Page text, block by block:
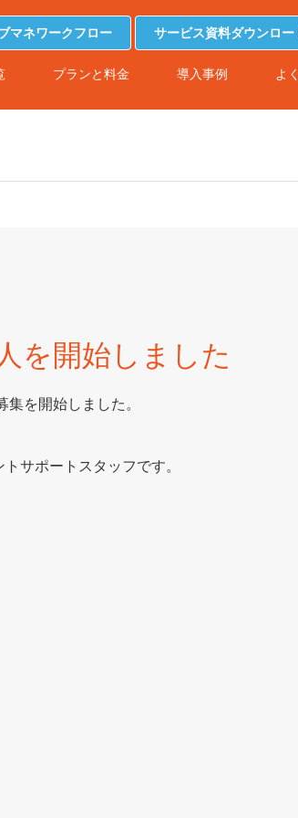
マネワークフロー サービス資料ダウンロー
プランと料金 導入事例 よ
を開始しました
を開始しました。
サポートスタッフです。